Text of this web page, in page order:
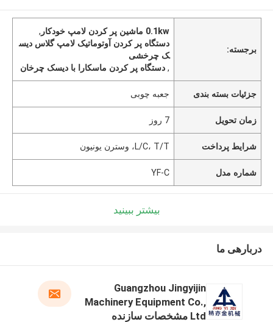
برجسته:
0.1kw ماشین پر کردن لامپ خودکار
,
دستگاه پر کردن آوتوماتیک لامپ گلاس دیس
ک چرخشی
,دستگاه پر کردن ماسکارا با دیسک چرخان
جزئیات بسته بندی جعبه چوبی
زمان تحویل 7 روز
شرایط پرداخت L/C، T/T، وسترن یونیون
شماره مدل YF-C
بیشتر ببینید
دربارهی ما
Guangzhou Jingyijin
Machinery Equipment Co.,
Ltd مشخصات سازنده